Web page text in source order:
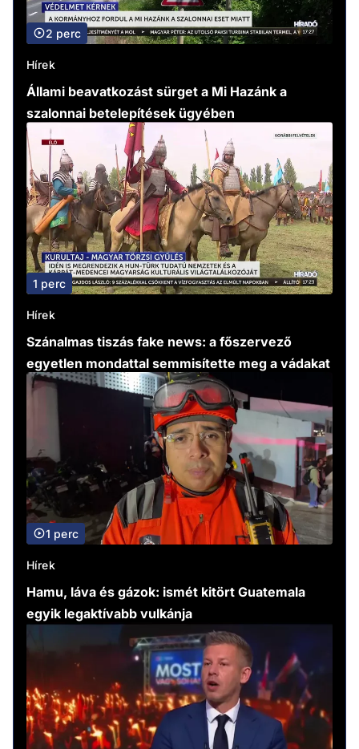
2 perc
Hírek
Állami beavatkozást sürget a Mi Hazánk a
szalonnai betelepítések ügyében
1 perc
Hírek
Szánalmas tiszás fake news: a főszervező
egyetlen mondattal semmisítette meg a vádakat
1 perc
Hírek
Hamu, láva és gázok: ismét kitört Guatemala
egyik legaktívabb vulkánja